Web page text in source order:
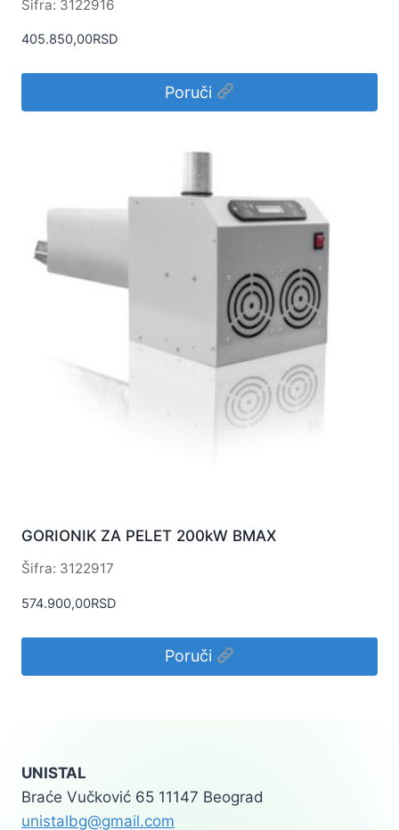
Šifra: 3122916
405.850,00RSD
Poruči
GORIONIK ZA PELET 200kW BMAX
Šifra: 3122917
574.900,00RSD
Poruči
UNISTAL
Braće Vučković 65 11147 Beograd
unistalbg@gmail.com